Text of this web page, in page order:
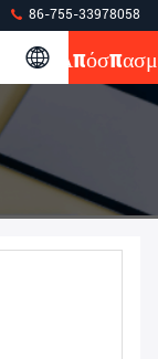
86-755-33978058